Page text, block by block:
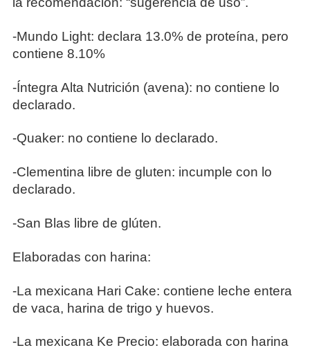
-Mundo Light: declara 13.0% de proteína, pero
contiene 8.10%
-Íntegra Alta Nutrición (avena): no contiene lo
declarado.
-Quaker: no contiene lo declarado.
-Clementina libre de gluten: incumple con lo
declarado.
-San Blas libre de glúten.
Elaboradas con harina:
-La mexicana Hari Cake: contiene leche entera
de vaca, harina de trigo y huevos.
-La mexicana Ke Precio: elaborada con harina